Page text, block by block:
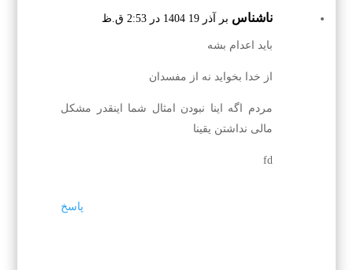
ناشناس بر آذر 19 1404 در 2:53 ق.ظ
باید اعدام بشه
از خدا بخواید نه از مفسدان
مردم اگه اینا نبودن امثال شما اینقدر مشکل
مالی نداشتن یقینا
fd
پاسخ